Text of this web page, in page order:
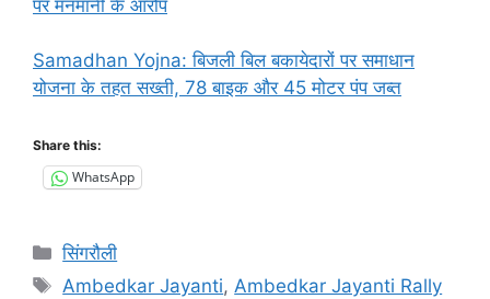
पर मनमानी के आरोप
Samadhan Yojna: बिजली बिल बकायेदारों पर समाधान
योजना के तहत सख्ती, 78 बाइक और 45 मोटर पंप जब्त
Share this:
WhatsApp
Categories
सिंगरौली
Tags
Ambedkar Jayanti, Ambedkar Jayanti Rally